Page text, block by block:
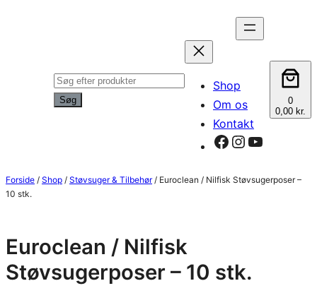
Products
search
Søg
Shop
Om os
Kontakt
Facebook
Instagram
YouTube
0
0,00 kr.
Forside / Shop / Støvsuger & Tilbehør/ Euroclean / Nilfisk Støvsugerposer –
10 stk.
Euroclean / Nilfisk
Støvsugerposer – 10 stk.